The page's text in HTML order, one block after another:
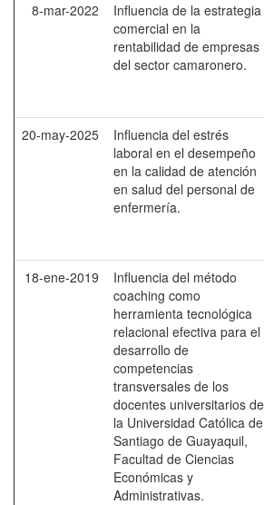
8-mar-2022
Influencia de la estrategia
comercial en la
rentabilidad de empresas
del sector camaronero.
20-may-2025
Influencia del estrés
laboral en el desempeño
en la calidad de atención
en salud del personal de
enfermería.
18-ene-2019
Influencia del método
coaching como
herramienta tecnológica
relacional efectiva para el
desarrollo de
competencias
transversales de los
docentes universitarios de
la Universidad Católica de
Santiago de Guayaquil,
Facultad de Ciencias
Económicas y
Administrativas.